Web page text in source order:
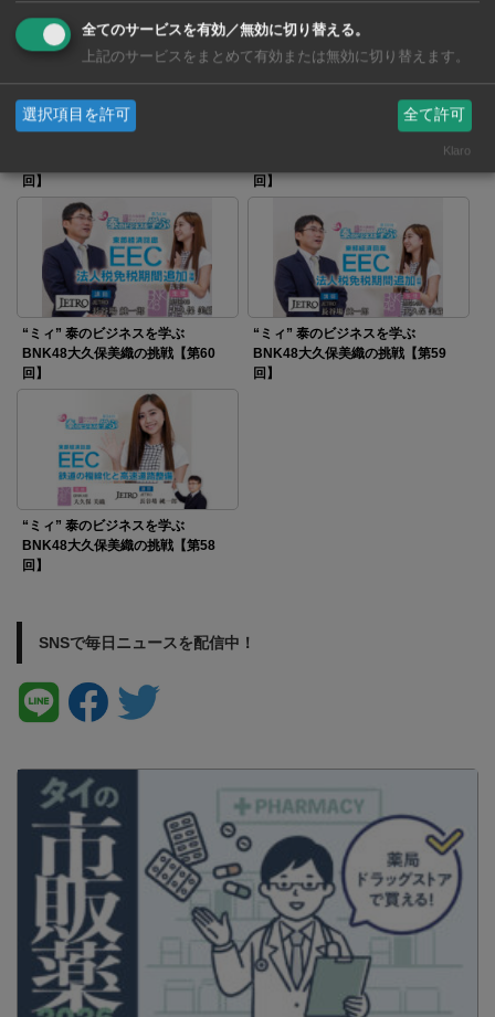
回】
回】
“ミィ” 泰のビジネスを学ぶ
BNK48大久保美織の挑戦【第60
回】
“ミィ” 泰のビジネスを学ぶ
BNK48大久保美織の挑戦【第59
回】
“ミィ” 泰のビジネスを学ぶ
BNK48大久保美織の挑戦【第58
回】
SNSで毎日ニュースを配信中！
全てのサービスを有効／無効に切り替える。
上記のサービスをまとめて有効または無効に切り替えます。
選択項目を許可 全て許可
Klaro